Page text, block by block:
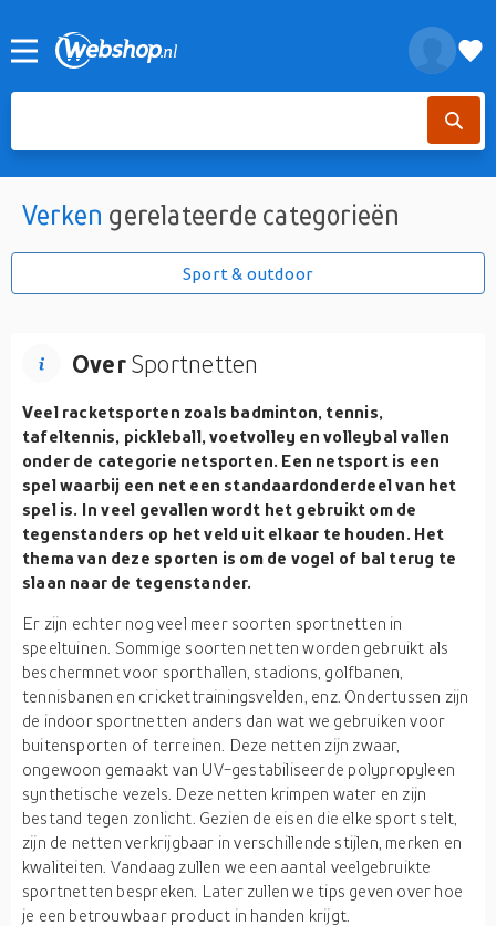
Verken gerelateerde categorieën
Sport & outdoor
OverSportnetten
Veel racketsporten zoals badminton, tennis,
tafeltennis, pickleball, voetvolley en volleybal vallen
onder de categorie netsporten. Een netsport is een
spel waarbij een net een standaardonderdeel van het
spel is. In veel gevallen wordt het gebruikt om de
tegenstanders op het veld uit elkaar te houden. Het
thema van deze sporten is om de vogel of bal terug te
slaan naar de tegenstander.
Er zijn echter nog veel meer soorten sportnetten in
speeltuinen. Sommige soorten netten worden gebruikt als
beschermnet voor sporthallen, stadions, golfbanen,
tennisbanen en crickettrainingsvelden, enz. Ondertussen zijn
de indoor sportnetten anders dan wat we gebruiken voor
buitensporten of terreinen. Deze netten zijn zwaar,
ongewoon gemaakt van UV-gestabiliseerde polypropyleen
synthetische vezels. Deze netten krimpen water en zijn
bestand tegen zonlicht. Gezien de eisen die elke sport stelt,
zijn de netten verkrijgbaar in verschillende stijlen, merken en
kwaliteiten. Vandaag zullen we een aantal veelgebruikte
sportnetten bespreken. Later zullen we tips geven over hoe
je een betrouwbaar product in handen krijgt.